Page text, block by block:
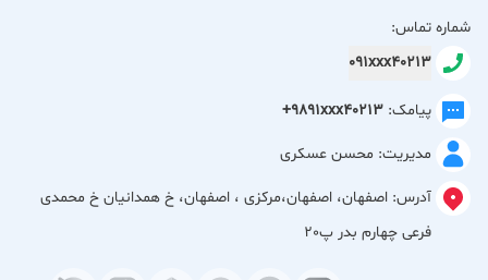
شماره تماس:
091xxx40213
پیامک: +9891xxx40213
مدیریت: محسن عسکری
آدرس: اصفهان، اصفهان،مرکزی ، اصفهان، خ همدانیان خ محمدی
فرعی چهارم بدر پ20